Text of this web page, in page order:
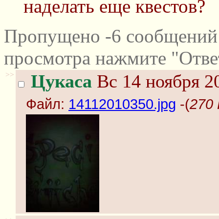
наделать еще квестов?
Пропущено -6
просмотра нажмите
>> Цукаса Вс 14 ноября
Файл: 14112010350.jpg -(270